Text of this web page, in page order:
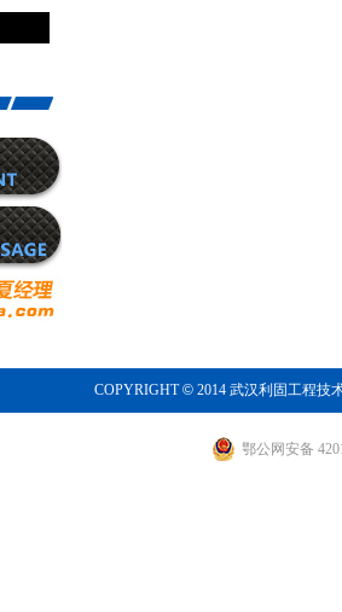
COPYRIGHT © 2014 武汉利固工程技
鄂公网安备